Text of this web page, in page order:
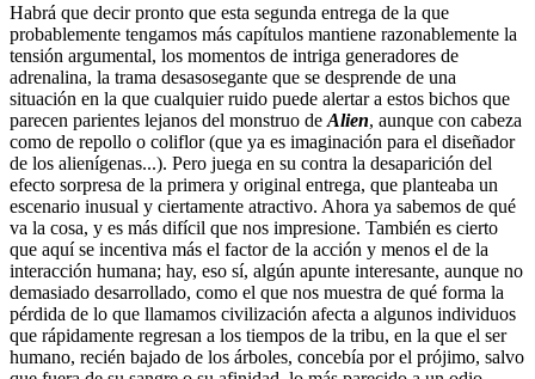
Habrá que decir pronto que esta segunda entrega de la que
probablemente tengamos más capítulos mantiene razonablemente la
tensión argumental, los momentos de intriga generadores de
adrenalina, la trama desasosegante que se desprende de una
situación en la que cualquier ruido puede alertar a estos bichos que
parecen parientes lejanos del monstruo de Alien, aunque con cabeza
como de repollo o coliflor (que ya es imaginación para el diseñador
de los alienígenas...). Pero juega en su contra la desaparición del
efecto sorpresa de la primera y original entrega, que planteaba un
escenario inusual y ciertamente atractivo. Ahora ya sabemos de qué
va la cosa, y es más difícil que nos impresione. También es cierto
que aquí se incentiva más el factor de la acción y menos el de la
interacción humana; hay, eso sí, algún apunte interesante, aunque no
demasiado desarrollado, como el que nos muestra de qué forma la
pérdida de lo que llamamos civilización afecta a algunos individuos
que rápidamente regresan a los tiempos de la tribu, en la que el ser
humano, recién bajado de los árboles, concebía por el prójimo, salvo